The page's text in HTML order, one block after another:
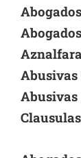
Abusivas